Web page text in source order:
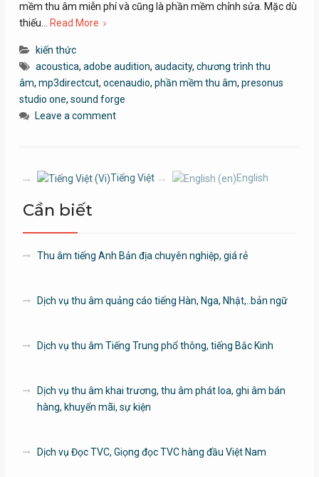
mềm thu âm miễn phí và cũng là phần mềm chỉnh sửa. Mặc dù
thiếu…
Read More
kiến thức
acoustica, adobe audition, audacity, chương trình thu
âm, mp3directcut, ocenaudio, phần mềm thu âm, presonus
studio one, sound forge
Leave a comment
Tiếng Việt English
Cần biết
Thu âm tiếng Anh Bản địa chuyên nghiệp, giá rẻ
Dịch vụ thu âm quảng cáo tiếng Hàn, Nga, Nhật,..bản ngữ
Dịch vụ thu âm Tiếng Trung phổ thông, tiếng Bắc Kinh
Dịch vụ thu âm khai trương, thu âm phát loa, ghi âm bán
hàng, khuyến mãi, sự kiện
Dịch vụ Đọc TVC, Giọng đọc TVC hàng đầu Việt Nam